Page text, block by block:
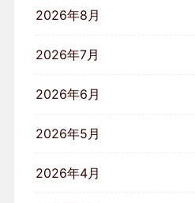
2026年8月
2026年7月
2026年6月
2026年5月
2026年4月